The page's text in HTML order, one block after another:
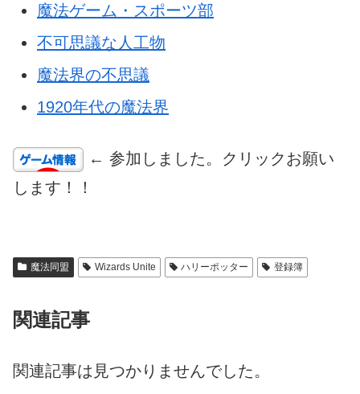
魔法ゲーム・スポーツ部
不可思議な人工物
魔法界の不思議
1920年代の魔法界
← 参加しました。クリックお願い
します！！
魔法同盟 Wizards Unite ハリーポッター 登録簿
関連記事
関連記事は見つかりませんでした。